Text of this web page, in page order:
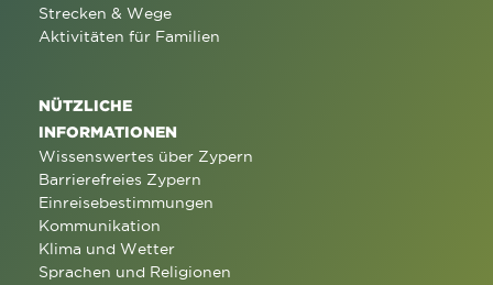
Strecken & Wege
Aktivitäten für Familien
NÜTZLICHE
INFORMATIONEN
Wissenswertes über Zypern
Barrierefreies Zypern
Einreisebestimmungen
Kommunikation
Klima und Wetter
Sprachen und Religionen